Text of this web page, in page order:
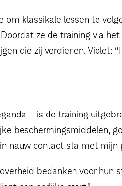
klassikale lessen te
ze de training via
die zij verdienen. Violet:
– is de training
beschermingsmiddelen,
nauw contact sta met mijn
bedanken voor hun